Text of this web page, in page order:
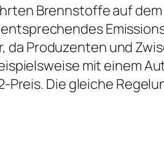
Brennstoffe auf
Produzenten und
mit einem
Die gleiche